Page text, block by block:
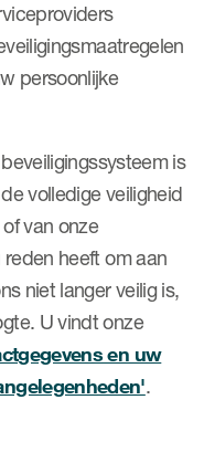
persoonlijke
is
volledige veiligheid
van onze
heeft om aan
niet langer veilig is,
U vindt onze
en uw
.